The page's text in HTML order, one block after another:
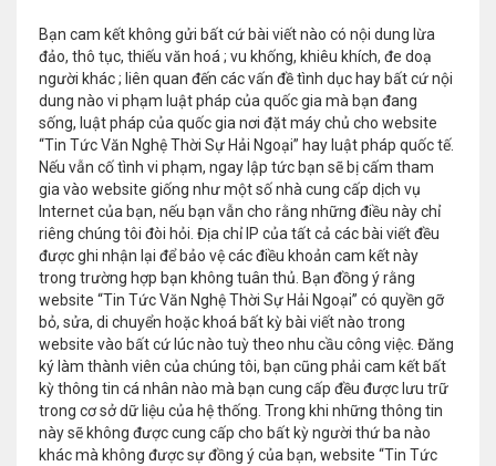
Bạn cam kết không gửi bất cứ bài viết nào có nội dung lừa
đảo, thô tục, thiếu văn hoá ; vu khống, khiêu khích, đe doạ
người khác ; liên quan đến các vấn đề tình dục hay bất cứ nội
dung nào vi phạm luật pháp của quốc gia mà bạn đang
sống, luật pháp của quốc gia nơi đặt máy chủ cho website
“Tin Tức Văn Nghệ Thời Sự Hải Ngoại” hay luật pháp quốc tế.
Nếu vẫn cố tình vi phạm, ngay lập tức bạn sẽ bị cấm tham
gia vào website giống như một số nhà cung cấp dịch vụ
Internet của bạn, nếu bạn vẫn cho rằng những điều này chỉ
riêng chúng tôi đòi hỏi. Địa chỉ IP của tất cả các bài viết đều
được ghi nhận lại để bảo vệ các điều khoản cam kết này
trong trường hợp bạn không tuân thủ. Bạn đồng ý rằng
website “Tin Tức Văn Nghệ Thời Sự Hải Ngoại” có quyền gỡ
bỏ, sửa, di chuyển hoặc khoá bất kỳ bài viết nào trong
website vào bất cứ lúc nào tuỳ theo nhu cầu công việc. Đăng
ký làm thành viên của chúng tôi, bạn cũng phải cam kết bất
kỳ thông tin cá nhân nào mà bạn cung cấp đều được lưu trữ
trong cơ sở dữ liệu của hệ thống. Trong khi những thông tin
này sẽ không được cung cấp cho bất kỳ người thứ ba nào
khác mà không được sự đồng ý của bạn, website “Tin Tức